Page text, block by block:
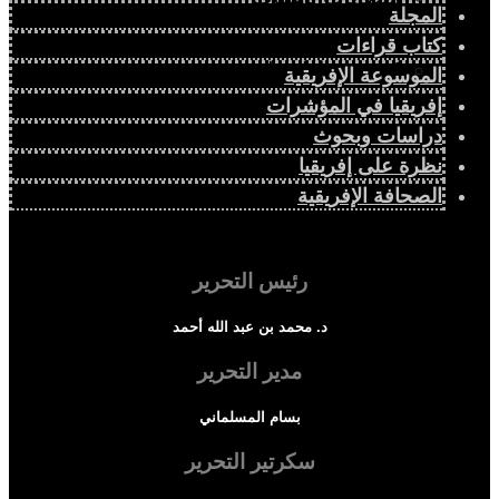
كتاب قراءات إفريقية
المجلة
كتاب قراءات
الموسوعة الإفريقية
إفريقيا في المؤشرات
دراسات وبحوث
نظرة على إفريقيا
الصحافة الإفريقية
رئيس التحرير
د. محمد بن عبد الله أحمد
مدير التحرير
بسام المسلماني
سكرتير التحرير